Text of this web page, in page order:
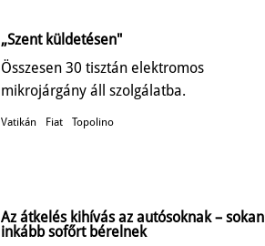
„Szent küldetésen"
Összesen 30 tisztán elektromos
mikrojárgány áll szolgálatba.
Vatikán Fiat Topolino
Az átkelés kihívás az autósoknak – sokan
inkább sofőrt bérelnek